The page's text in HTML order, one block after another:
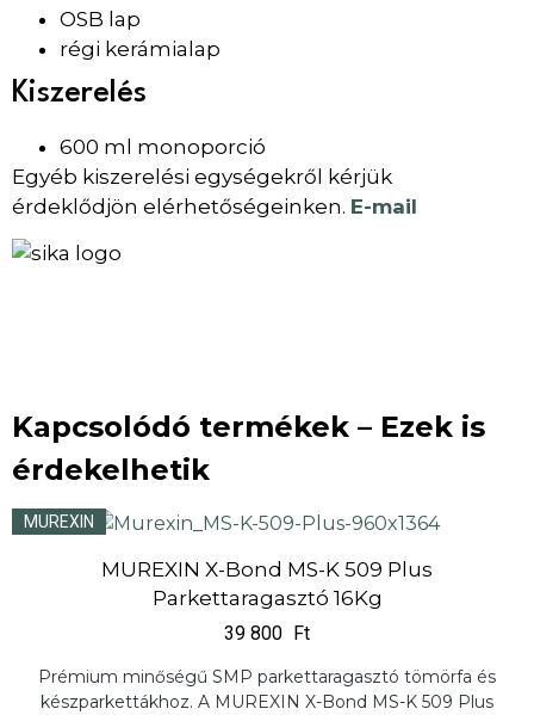
OSB lap
régi kerámialap
Kiszerelés
600 ml monoporció
Egyéb kiszerelési egységekről kérjük
érdeklődjön elérhetőségeinken. E-mail
Kapcsolódó termékek – Ezek is
érdekelhetik
MUREXIN
MUREXIN X-Bond MS-K 509 Plus
Parkettaragasztó 16Kg
39 800 Ft
Prémium minőségű SMP parkettaragasztó tömörfa és
készparkettákhoz. A MUREXIN X-Bond MS-K 509 Plus